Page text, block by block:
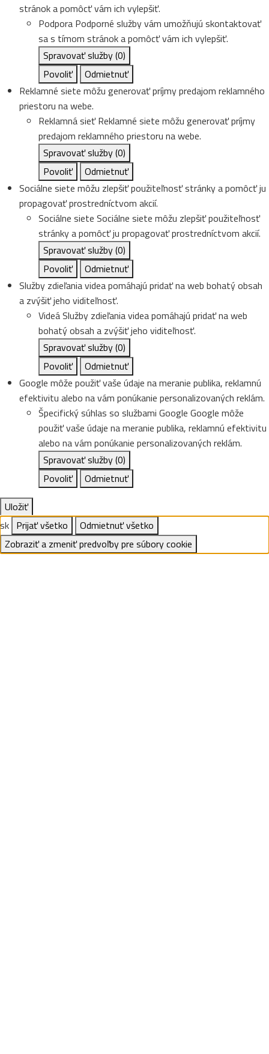
stránok a pomôcť vám ich vylepšiť.
Podpora Podporné služby vám umožňujú skontaktovať
sa s tímom stránok a pomôcť vám ich vylepšiť.
Spravovať služby(0)
Povoliť
Odmietnuť
Reklamné siete môžu generovať príjmy predajom reklamného
priestoru na webe.
Reklamná sieť Reklamné siete môžu generovať príjmy
predajom reklamného priestoru na webe.
Spravovať služby(0)
Povoliť
Odmietnuť
Sociálne siete môžu zlepšiť použiteľnosť stránky a pomôcť ju
propagovať prostredníctvom akcií.
Sociálne siete Sociálne siete môžu zlepšiť použiteľnosť
stránky a pomôcť ju propagovať prostredníctvom akcií.
Spravovať služby(0)
Povoliť
Odmietnuť
Služby zdieľania videa pomáhajú pridať na web bohatý obsah
a zvýšiť jeho viditeľnosť.
VideáSlužby zdieľania videa pomáhajú pridať na web
bohatý obsah a zvýšiť jeho viditeľnosť.
Spravovať služby(0)
Povoliť
Odmietnuť
Google môže použiť vaše údaje na meranie publika, reklamnú
efektivitu alebo na vám ponúkanie personalizovaných reklám.
Špecifický súhlas so službami Google Google môže
použiť vaše údaje na meranie publika, reklamnú efektivitu
alebo na vám ponúkanie personalizovaných reklám.
Spravovať služby(0)
Povoliť
Odmietnuť
Uložiť
sk Prijať všetko
Odmietnuť všetko
Zobraziť a zmeniť predvoľby pre súbory cookie